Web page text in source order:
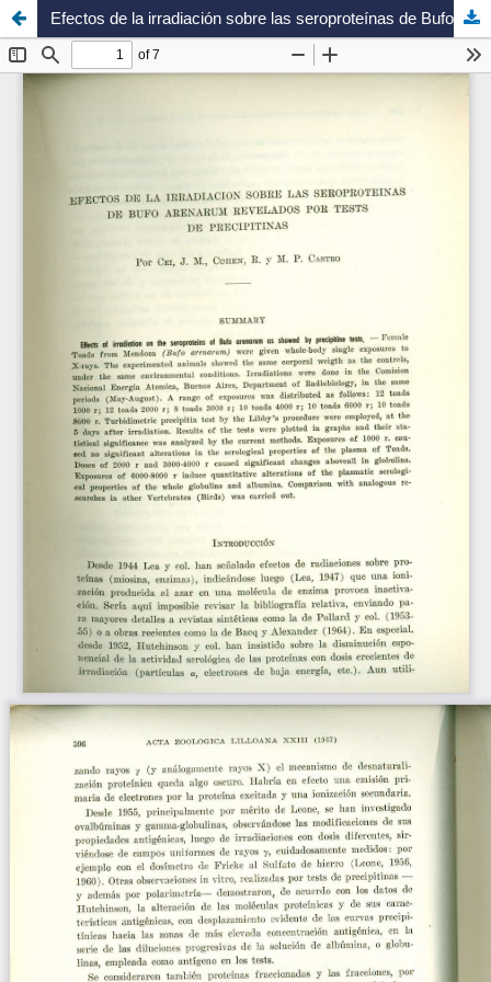
Efectos de la irradiación sobre las seroproteínas de Bufo arenarum revelados por tests de precipitinas